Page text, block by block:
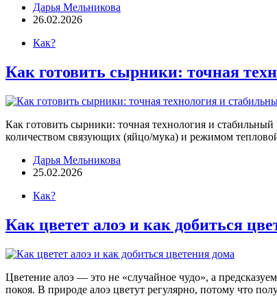
Дарья Мельникова
26.02.2026
Как?
Как готовить сырники: точная
Как готовить сырники: точная технология и
количеством связующих (яйцо/мука) и режимом
Дарья Мельникова
25.02.2026
Как?
Как цветет алоэ и как добиться
Цветение алоэ — это не «случайное чудо», а
покоя. В природе алоэ цветут регулярно, потому что